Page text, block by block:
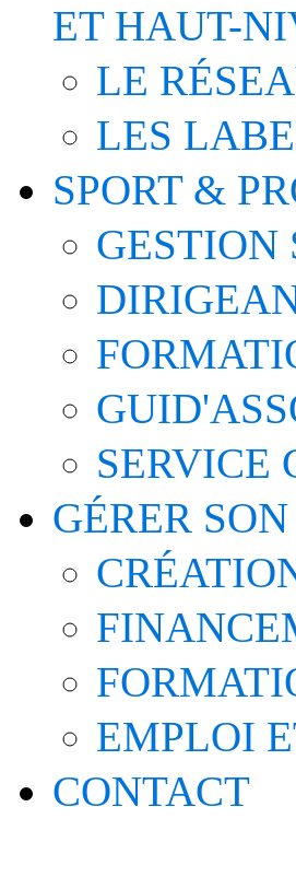
ET HAUT-
LE
LES
SPORT &
SERVICE
GÉRER
EMPLOI
CONTACT